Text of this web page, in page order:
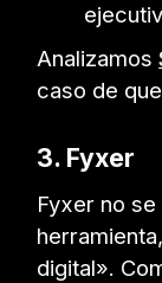
Analizamos
caso de
3. Fyxer
Fyxer no
digital».